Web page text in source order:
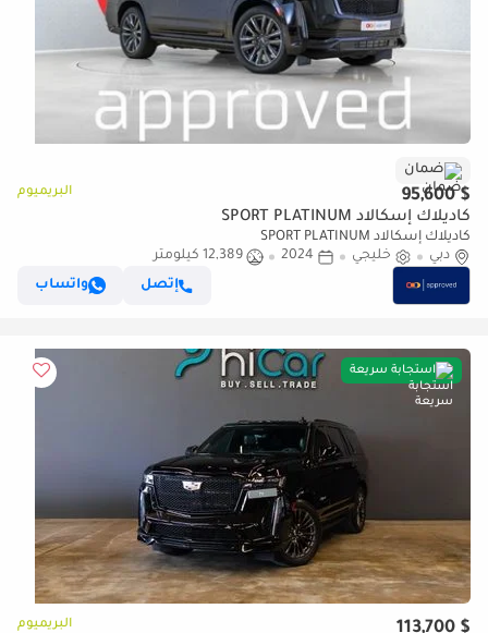
ضمان
$ 95,600 البريميوم
كاديلاك إسكالاد SPORT PLATINUM
كاديلاك إسكالاد SPORT PLATINUM
دبي
خليجي 2024
12,389 كيلومتر
إتصل
واتساب
استجابة سريعة
$ 113,700 البريميوم